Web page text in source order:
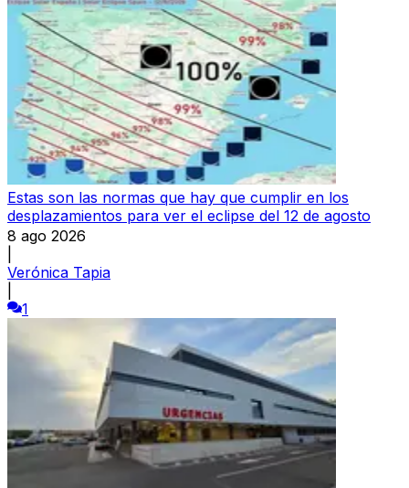
Estas son las normas que hay que cumplir en los
desplazamientos para ver el eclipse del 12 de agosto
8 ago 2026
Verónica Tapia
1